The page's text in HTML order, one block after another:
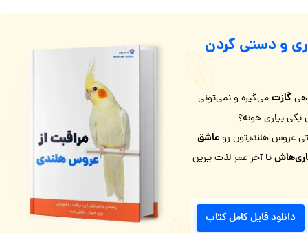
و دستی کردن
هیگازتمی‌گیره و نمی‌تونی
یکی بیاری خونه؟
عروس هلندیتون رو عاشق
تا آخر عمر لذت ببرین
دانلود فایل کامل کتاب